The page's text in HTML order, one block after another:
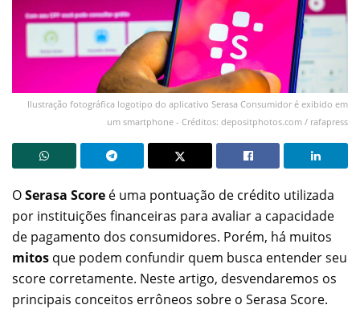
Ilustração fotográfica logotipo do aplicativo Serasa Consumidor é exibido em
um smartphone - Créditos: depositphotos.com / rafapress
OSerasa Score é uma pontuação de crédito utilizada
por instituições financeiras para avaliar a capacidade
de pagamento dos consumidores. Porém, há muitos
mitos que podem confundir quem busca entender seu
score corretamente. Neste artigo, desvendaremos os
principais conceitos errôneos sobre o Serasa Score.